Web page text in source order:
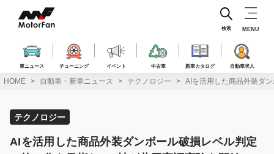
ス
車ニュース チューニング イベント 中古車 新車カタログ 自動車求人
検索 MENU
HOME 自動車・新車ニュース テクノロジー AIを活用した商品外装ダ
テクノロジー
AIを活用した商品外装ダンボール破損レベル判定